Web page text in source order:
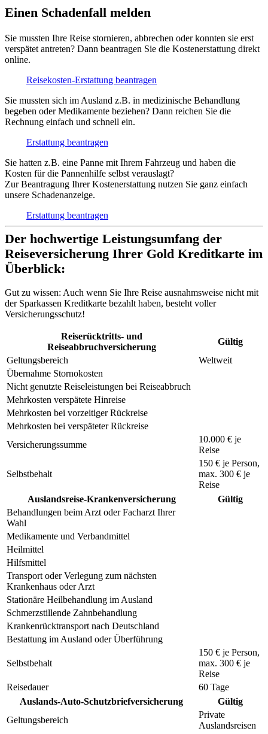
Einen Schadenfall melden
Sie mussten Ihre Reise stornieren, abbrechen oder konnten sie erst
verspätet antreten? Dann beantragen Sie die Kostenerstattung direkt
online.
Reisekosten-Erstattung beantragen
Sie mussten sich im Ausland z.B. in medizinische Behandlung
begeben oder Medikamente beziehen? Dann reichen Sie die
Rechnung einfach und schnell ein.
Erstattung beantragen
Sie hatten z.B. eine Panne mit Ihrem Fahrzeug und haben die
Kosten für die Pannenhilfe selbst verauslagt?
Zur Beantragung Ihrer Kostenerstattung nutzen Sie ganz einfach
unsere Schadenanzeige.
Erstattung beantragen
Der hochwertige Leistungsumfang der
Reiseversicherung Ihrer Gold Kreditkarte im
Überblick:
Gut zu wissen: Auch wenn Sie Ihre Reise ausnahmsweise nicht mit
der Sparkassen Kreditkarte bezahlt haben, besteht voller
Versicherungsschutz!
Reiserücktritts- und
Reiseabbruchversicherung
Gültig
Geltungsbereich
Weltweit
Übernahme Stornokosten
Nicht genutzte Reiseleistungen bei Reiseabbruch
Mehrkosten verspätete Hinreise
Mehrkosten bei vorzeitiger Rückreise
Mehrkosten bei verspäteter Rückreise
Versicherungssumme
10.000 € je
Reise
Selbstbehalt
150 € je Person,
max. 300 € je
Reise
Auslandsreise-Krankenversicherung
Gültig
Behandlungen beim Arzt oder Facharzt Ihrer
Wahl
Medikamente und Verbandmittel
Heilmittel
Hilfsmittel
Transport oder Verlegung zum nächsten
Krankenhaus oder Arzt
Stationäre Heilbehandlung im Ausland
Schmerzstillende Zahnbehandlung
Krankenrücktransport nach Deutschland
Bestattung im Ausland oder Überführung
Selbstbehalt
150 € je Person,
max. 300 € je
Reise
Reisedauer
60 Tage
Auslands-Auto-Schutzbriefversicherung
Gültig
Geltungsbereich
Private
Auslandsreisen